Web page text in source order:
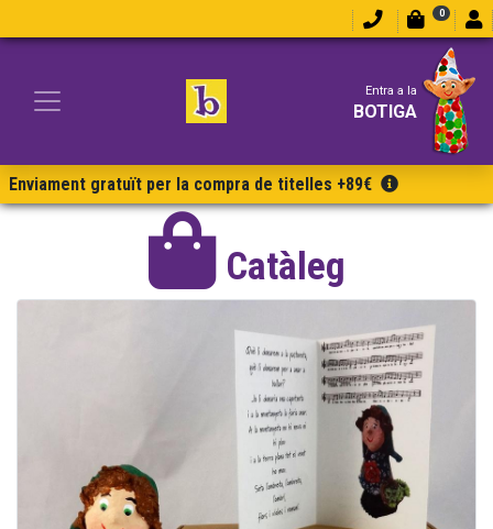
0
Entra a la
BOTIGA
Enviament gratuït per la compra de titelles +89€
Catàleg